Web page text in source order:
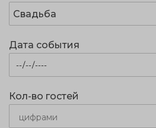
Свадьба
Дата события
Кол-во гостей